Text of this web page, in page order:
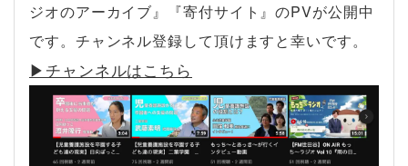
ジオのアーカイブ』『寄付サイト』のPVが公開中
です。チャンネル登録して頂けますと幸いです。
▶︎チャンネルはこちら